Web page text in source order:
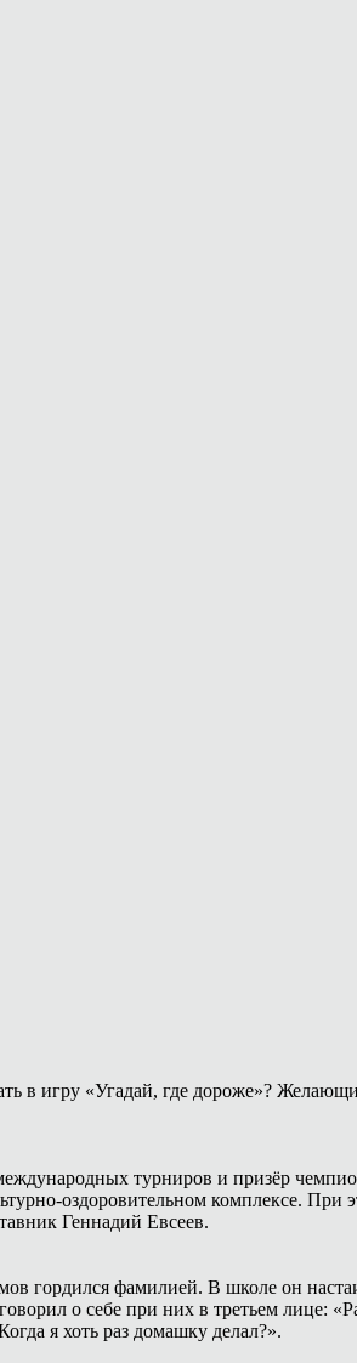
в игру «Угадай, где дороже»?
турниров и призёр
оздоровительном комплексе.
Геннадий Евсеев.
гордился фамилией. В школе он
о себе при них в третьем лице:
я хоть раз домашку делал?».